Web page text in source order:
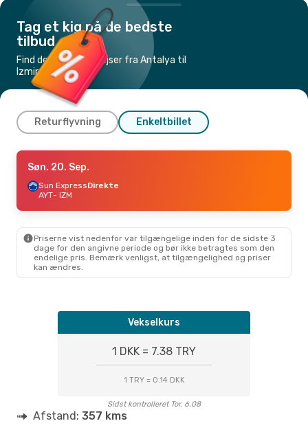
Tag et kig på de bedste
tilbud
Find de billigste flyrejser fra Antalya til
Izmir
Returflyvning Enkeltbillet
Fre. 25. Sep.- Man. 28. Sep.
Sun ExpressDirekte
AYT- IZM
IZM- AYT
Søn. 20. Sep.
Sun ExpressDirekte
AYT- IZM
Priserne vist nedenfor var tilgængelige inden for de sidste 3
dage for den angivne periode og bør ikke betragtes som den
endelige pris. Bemærk venligst, at tilgængelighed og priser
kan ændres.
Vekselkurs
1 DKK = 7.38 TRY
1 TRY = 0.14 DKK
Sidst kontrolleret Tor. 6.08
Afstand: 357 kms